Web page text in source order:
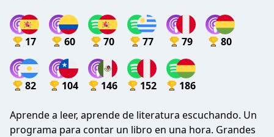
17 60 70 77 79 80
82 104 146 152 186
Aprende a leer, aprende de literatura escuchando. Un
programa para contar un libro en una hora. Grandes